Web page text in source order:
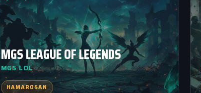
MGS LEAGUE OF LEGENDS
MGS LOL
HAMAROSAN